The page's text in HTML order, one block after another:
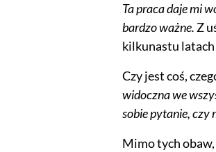
Ta praca daje mi
bardzo ważne. Z
kilkunastu latach
Czy jest coś,
widoczna we
sobie pytanie, czy
Mimo tych